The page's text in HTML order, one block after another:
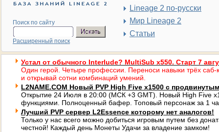
Поиск по сайту
Расширенный поиск
Lineage 2 по-русски
Мир Lineage 2
Статьи
Устал от обычного Interlude? MultiSub x550. Старт 7
Один герой. Четыре профессии. Переноси навыки трёх саб-
и открывай сотни комбинаций умений.
L2NAME.COM Новый PVP High Five x1500 с
Открытие 24 Июля в 20:00 (МСК +3 GMT). Новый High Five
функциями. Полноценный бафер. Топовый персонаж за 1
Лучший PVP сервер L2Essence которому нет аналогов!
Только у нас всего можно добиться игровым путем без
честной! Каждый день Монеты Удачи за владение замком!